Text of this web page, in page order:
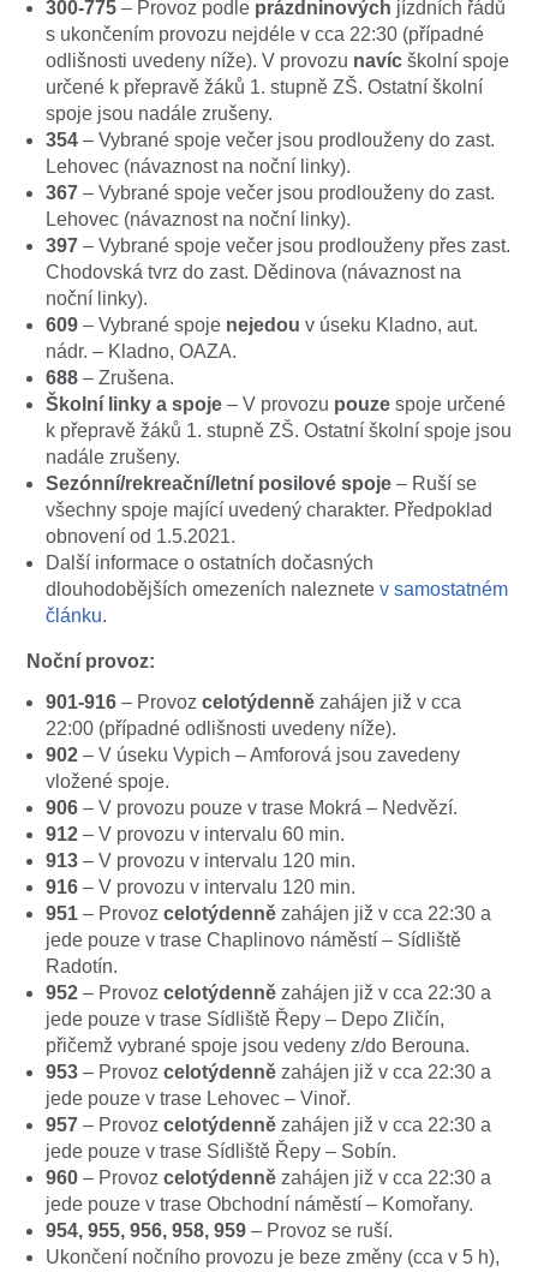
300-775 – Provoz podle prázdninových jízdních řádů
s ukončením provozu nejdéle v cca 22:30 (případné
odlišnosti uvedeny níže). V provozu navíc školní spoje
určené k přepravě žáků 1. stupně ZŠ. Ostatní školní
spoje jsou nadále zrušeny.
354 – Vybrané spoje večer jsou prodlouženy do zast.
Lehovec (návaznost na noční linky).
367 – Vybrané spoje večer jsou prodlouženy do zast.
Lehovec (návaznost na noční linky).
397 – Vybrané spoje večer jsou prodlouženy přes zast.
Chodovská tvrz do zast. Dědinova (návaznost na
noční linky).
609 – Vybrané spoje nejedou v úseku Kladno, aut.
nádr. – Kladno, OAZA.
688 – Zrušena.
Školní linky a spoje – V provozu pouze spoje určené
k přepravě žáků 1. stupně ZŠ. Ostatní školní spoje jsou
nadále zrušeny.
Sezónní/rekreační/letní posilové spoje – Ruší se
všechny spoje mající uvedený charakter. Předpoklad
obnovení od 1.5.2021.
Další informace o ostatních dočasných
dlouhodobějších omezeních naleznete v samostatném
článku.
Noční provoz:
901-916 – Provoz celotýdenně zahájen již v cca
22:00 (případné odlišnosti uvedeny níže).
902 – V úseku Vypich – Amforová jsou zavedeny
vložené spoje.
906 – V provozu pouze v trase Mokrá – Nedvězí.
912 – V provozu v intervalu 60 min.
913 – V provozu v intervalu 120 min.
916 – V provozu v intervalu 120 min.
951 – Provoz celotýdenně zahájen již v cca 22:30 a
jede pouze v trase Chaplinovo náměstí – Sídliště
Radotín.
952 – Provoz celotýdenně zahájen již v cca 22:30 a
jede pouze v trase Sídliště Řepy – Depo Zličín,
přičemž vybrané spoje jsou vedeny z/do Berouna.
953 – Provoz celotýdenně zahájen již v cca 22:30 a
jede pouze v trase Lehovec – Vinoř.
957 – Provoz celotýdenně zahájen již v cca 22:30 a
jede pouze v trase Sídliště Řepy – Sobín.
960 – Provoz celotýdenně zahájen již v cca 22:30 a
jede pouze v trase Obchodní náměstí – Komořany.
954, 955, 956, 958, 959 – Provoz se ruší.
Ukončení nočního provozu je beze změny (cca v 5 h),